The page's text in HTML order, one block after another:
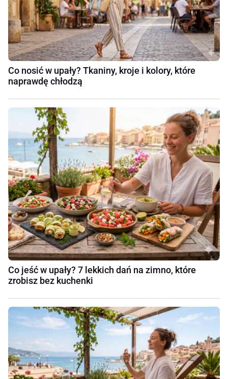
Co nosić w upały? Tkaniny, kroje i kolory, które
naprawdę chłodzą
Co jeść w upały? 7 lekkich dań na zimno, które
zrobisz bez kuchenki